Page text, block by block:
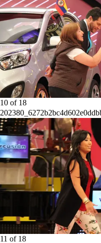
10 of 18
11 of 18